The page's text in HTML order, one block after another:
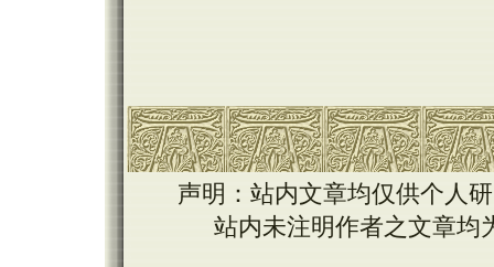
声明：站内文章均仅供个人
站内未注明作者之文章均